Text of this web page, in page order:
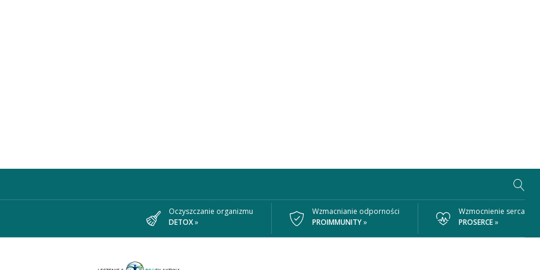
Oczyszczanie organizmu
DETOX»
Wzmacnianie odporności
PROIMMUNITY»
Wzmocnienie serca
PROSERCE»